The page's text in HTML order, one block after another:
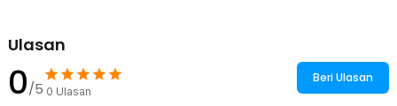
Ulasan
0/5 0 Ulasan
Beri Ulasan